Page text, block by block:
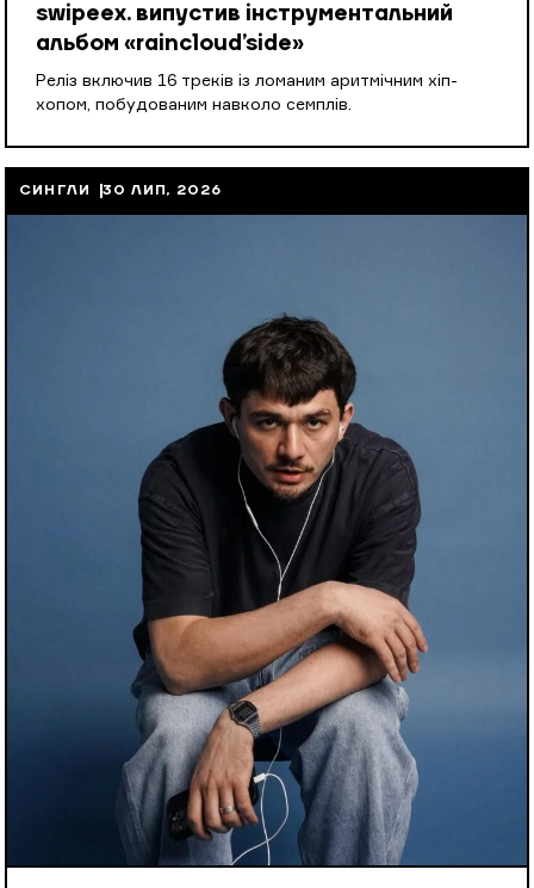
swipeex. випустив інструментальний
альбом «raincloud’side»
Реліз включив 16 треків із ломаним аритмічним хіп-
хопом, побудованим навколо семплів.
СИНГЛИ 30 ЛИП, 2026